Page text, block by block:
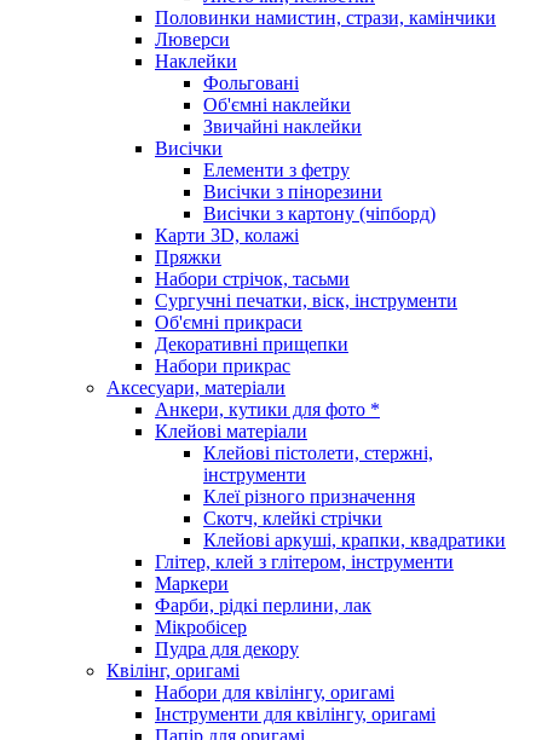
Половинки намистин, стрази, камінчики
Люверси
Наклейки
Фольговані
Об'ємні наклейки
Звичайні наклейки
Висічки
Елементи з фетру
Висічки з пінорезини
Висічки з картону (чіпборд)
Карти 3D, колажі
Пряжки
Набори стрічок, тасьми
Сургучні печатки, віск, інструменти
Об'ємні прикраси
Декоративні прищепки
Набори прикрас
Аксесуари, матеріали
Анкери, кутики для фото *
Клейові матеріали
Клейові пістолети, стержні,
інструменти
Клеї різного призначення
Скотч, клейкі стрічки
Клейові аркуші, крапки, квадратики
Глітер, клей з глітером, інструменти
Маркери
Фарби, рідкі перлини, лак
Мікробісер
Пудра для декору
Квілінг, оригамі
Набори для квілінгу, оригамі
Інструменти для квілінгу, оригамі
Папір для оригамі